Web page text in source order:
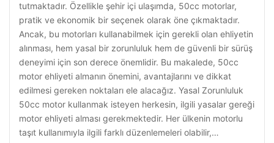
tutmaktadır. Özellikle şehir içi ulaşımda, 50cc motorlar,
pratik ve ekonomik bir seçenek olarak öne çıkmaktadır.
Ancak, bu motorları kullanabilmek için gerekli olan ehliyetin
alınması, hem yasal bir zorunluluk hem de güvenli bir sürüş
deneyimi için son derece önemlidir. Bu makalede, 50cc
motor ehliyeti almanın önemini, avantajlarını ve dikkat
edilmesi gereken noktaları ele alacağız. Yasal Zorunluluk
50cc motor kullanmak isteyen herkesin, ilgili yasalar gereği
motor ehliyeti alması gerekmektedir. Her ülkenin motorlu
taşıt kullanımıyla ilgili farklı düzenlemeleri olabilir,…